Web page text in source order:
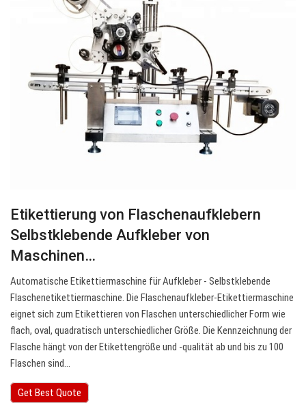
Etikettierung von Flaschenaufklebern
Selbstklebende Aufkleber von
Maschinen…
Automatische Etikettiermaschine für Aufkleber - Selbstklebende
Flaschenetikettiermaschine. Die Flaschenaufkleber-Etikettiermaschine
eignet sich zum Etikettieren von Flaschen unterschiedlicher Form wie
flach, oval, quadratisch unterschiedlicher Größe. Die Kennzeichnung der
Flasche hängt von der Etikettengröße und -qualität ab und bis zu 100
Flaschen sind…
Get Best Quote